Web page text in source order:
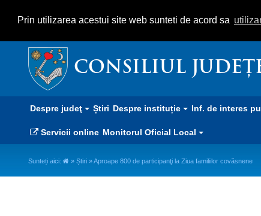
Prin utilizarea acestui site web sunteti de acord sa
CONSILIUL
Despre judeţ Știri Despre instituție Inf. de interes
Servicii online Monitorul Oficial Local
Sunteți aici: » Știri » Aproape 800 de participanţi la Ziua familiilor covăsnene